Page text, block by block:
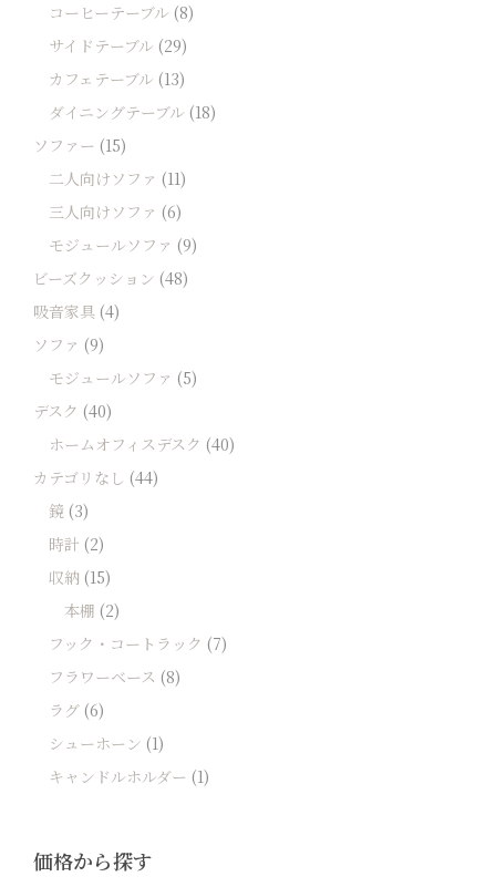
コーヒーテーブル (8)
サイドテーブル (29)
カフェテーブル (13)
ダイニングテーブル (18)
ソファー (15)
二人向けソファ (11)
三人向けソファ (6)
モジュールソファ (9)
ビーズクッション (48)
吸音家具 (4)
ソファ (9)
モジュールソファ (5)
デスク (40)
ホームオフィスデスク (40)
カテゴリなし (44)
鏡 (3)
時計 (2)
収納 (15)
本棚 (2)
フック・コートラック (7)
フラワーベース (8)
ラグ (6)
シューホーン (1)
キャンドルホルダー (1)
価格から探す